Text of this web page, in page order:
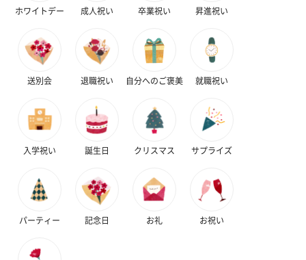
スキンケアグッズを同梱してお届けします。
ハンドクリーム3本セッ
ト【ありがとう】
シャワージェル＆ハン
ドクリーム（ピンクグ
（2,145円）
ホワイトデー 成人祝い 卒業祝い 昇進祝い
送別会 退職祝い 自分へのご褒美 就職祝い
入学祝い 誕生日 クリスマス サプライズ
パーティー 記念日 お礼 お祝い